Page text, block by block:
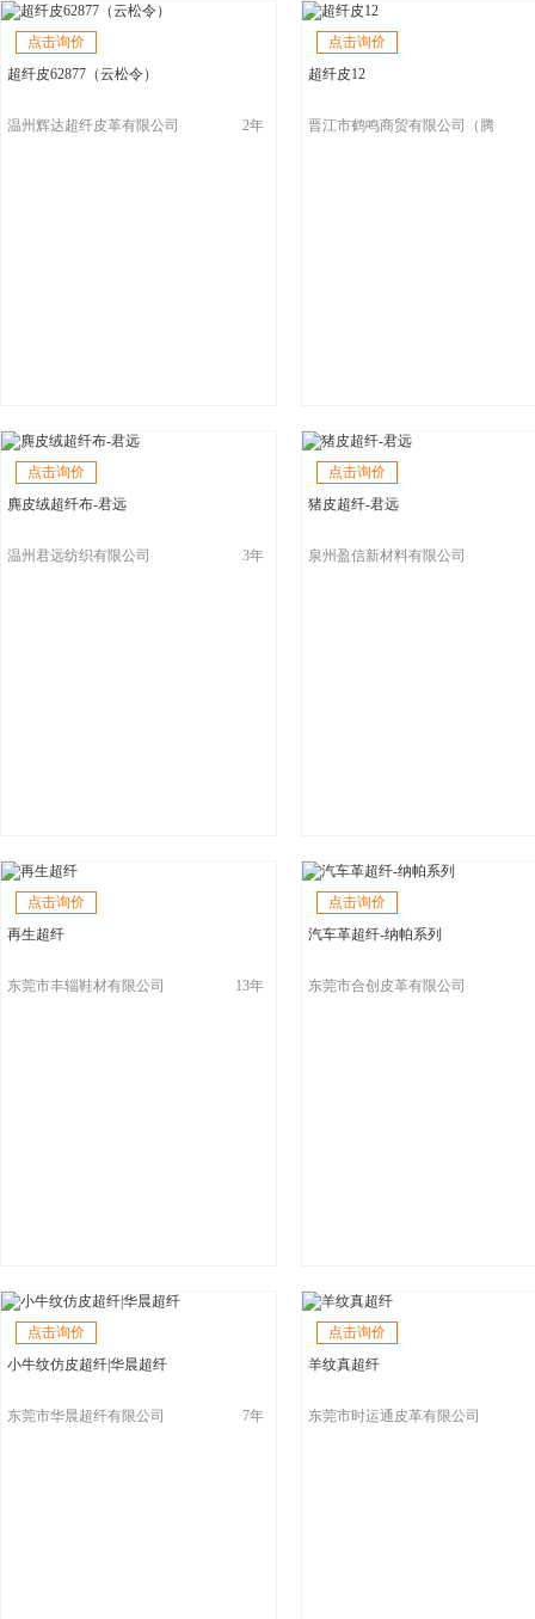
点击询价
超纤皮62877（云松令）
温州辉达超纤皮革有限公司 2年
点击询价
超纤皮12
晋江市鹤鸣商贸有限公司（腾
点击询价
麂皮绒超纤布-君远
温州君远纺织有限公司 3年
点击询价
猪皮超纤-君远
泉州盈信新材料有限公司
点击询价
再生超纤
东莞市丰辎鞋材有限公司 13年
点击询价
汽车革超纤-纳帕系列
东莞市合创皮革有限公司
点击询价
小牛纹仿皮超纤|华晨超纤
东莞市华晨超纤有限公司 7年
点击询价
羊纹真超纤
东莞市时运通皮革有限公司